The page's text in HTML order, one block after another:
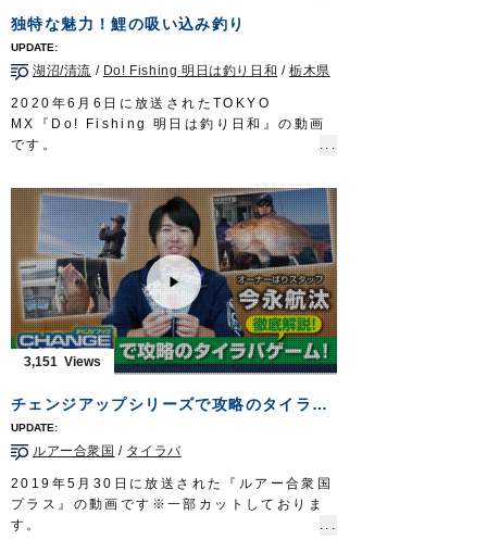
https://s.mxtv.jp/variety/do_fishing/
OWNERMOVIE
オーナーばりwebsite
http://www.owner.co.jp
独特な魅力！鯉の吸い込み釣り
湖沼/清流 / Do! Fishing 明日は釣り日和 /栃木県
2020年6月6日に放送されたTOKYO
MX『Do! Fishing 明日は釣り日和』の動画
です。
が知る身近な淡水魚「コイ」。
今回は大手釣具店に勤務する荒山将行さんが
地元である栃木県の鬼怒川で、手軽に始めら
れるコイの吸い込み釣りを分かりやすく解説
します。
■使用製品
鯉オモリ吸込仕掛
吸込仕掛（2組入）
■取材協力
栃木県鬼怒川漁業協同組合様
第3土曜日は放送休止
https://s.mxtv.jp/variety/do_fishing/
OWNERMOVIEhttp://ownertv.jp/
オーナーばりwebsite
http://www.owner.co.jp
3,151
チェンジアップシリーズで攻略のタイラバゲーム！徹底解説！
ルアー合衆国 / タイラバ
2019年5月30日に放送された『ルアー合衆国
プラス』の動画です※一部カットしておりま
す。